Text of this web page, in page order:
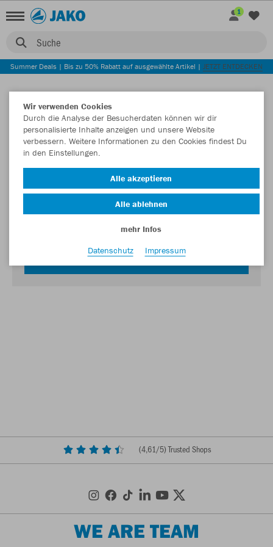
Suche
1
Summer Deals | Bis zu 50% Rabatt auf ausgewählte Artikel | JETZT ENTDECKEN
Login zum Teamshop SV Weiden e.V.
JETZT EINLOGGEN
(4,61/5) Trusted Shops
WE ARE TEAM
Wir verwenden Cookies
Durch die Analyse der Besucherdaten können wir dir
personalisierte Inhalte anzeigen und unsere Website
verbessern. Weitere Informationen zu den Cookies findest Du
in den Einstellungen.
Alle akzeptieren
Alle ablehnen
mehr Infos
Datenschutz
Impressum